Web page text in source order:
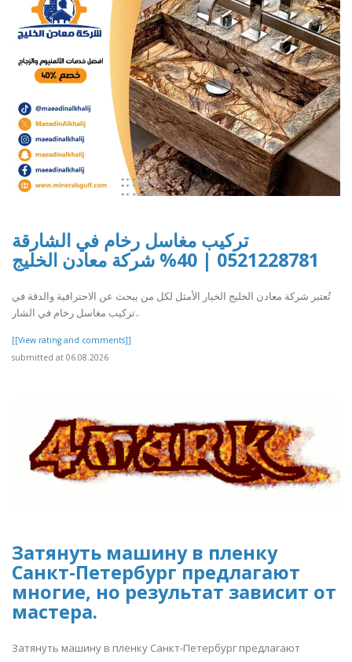
تركيب مغاسل رخام في الشارقة
0521228781 | 40% شركة معادن الخليج
تُعتبر شركة معادن الخليج الخيار الأمثل لكل من يبحث عن الاحترافية والدقة في
تركيب مغاسل رخام في الشار..
[[View rating and comments]]
submitted at 06.08.2026
Затянуть машину в пленку
Санкт-Петербург предлагают
многие, но результат зависит от
мастера.
Затянуть машину в пленку Санкт-Петербург предлагают